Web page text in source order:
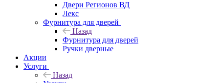
Двери Регионов ВД
Лекс
Фурнитура для дверей
Назад
Фурнитура для дверей
Ручки дверные
Акции
Услуги
Назад